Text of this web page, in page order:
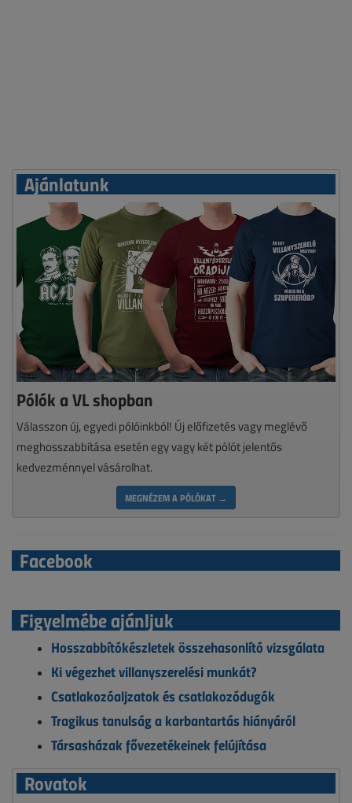
Ajánlatunk
Pólók a VL shopban
Válasszon új, egyedi pólóinkból! Új előfizetés vagy meglévő
meghosszabbítása esetén egy vagy két pólót jelentős
kedvezménnyel vásárolhat.
MEGNÉZEM A PÓLÓKAT →
Facebook
Figyelmébe ajánljuk
Hosszabbítókészletek összehasonlító vizsgálata
Ki végezhet villanyszerelési munkát?
Csatlakozóaljzatok és csatlakozódugók
Tragikus tanulság a karbantartás hiányáról
Társasházak fővezetékeinek felújítása
Rovatok